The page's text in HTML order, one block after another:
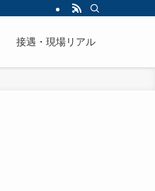
接遇・現場リアル